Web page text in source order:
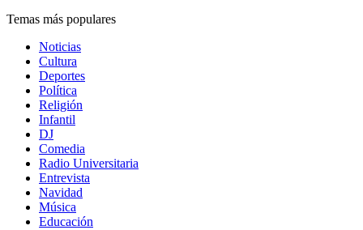
Temas más populares
Noticias
Cultura
Deportes
Política
Religión
Infantil
DJ
Comedia
Radio Universitaria
Entrevista
Navidad
Música
Educación